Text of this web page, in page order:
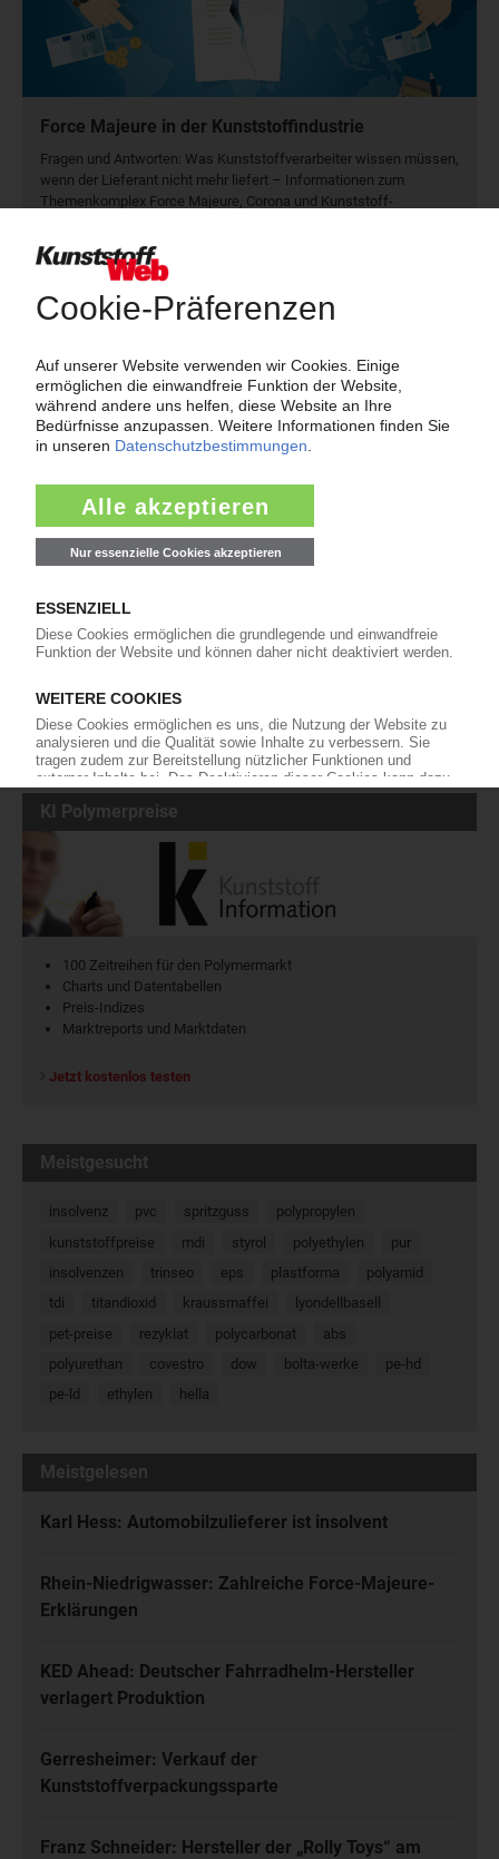
Force Majeure in der Kunststoffindustrie
Fragen und Antworten: Was Kunst­stoff­verarbeiter wissen müssen,
wenn der Lieferant nicht mehr liefert – Informationen zum
Themenkomplex Force Majeure, Corona und Kunststoff-
Jetzt lesen
Die wichtigsten Nachrichten und Neuigkeiten aus der
Kunststoffbranche – jeden Tag brandaktuell!
Ich habe die Datenschutzbestimmungen zur Kenntnis genommen
Jetzt kostenfrei abonnieren
KI Polymerpreise
100 Zeitreihen für den Polymermarkt
Charts und Datentabellen
Preis-Indizes
Marktreports und Marktdaten
Jetzt kostenlos testen
Meistgesucht
insolvenz pvc spritzguss
polypropylen
kunststoffpreise
mdi styrol polyethylen
pur
insolvenzen
trinseo eps plastforma
polyamid
tdi
titandioxid kraussmaffei
lyondellbasell
pet-preise
rezyklat polycarbonat
abs
polyurethan
covestro dow bolta-werke
pe-hd
pe-ld
ethylen hella
Meistgelesen
Karl Hess: Automobilzulieferer ist insolvent
Rhein-Niedrigwasser: Zahlreiche Force-Majeure-
Erklärungen
KED Ahead: Deutscher Fahrradhelm-Hersteller
verlagert Produktion
Gerresheimer: Verkauf der
Kunststoffverpackungssparte
Franz Schneider: Hersteller der „Rolly Toys“ am